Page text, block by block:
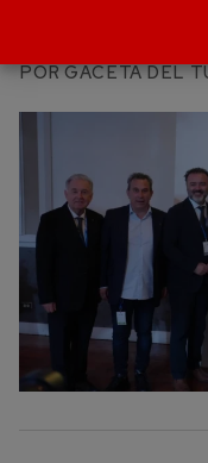
PORGACETA DEL